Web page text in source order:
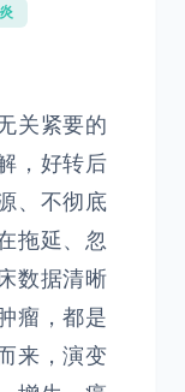
关紧要的
，好转后
、不彻底
拖延、忽
数据清晰
瘤，都是
来，演变